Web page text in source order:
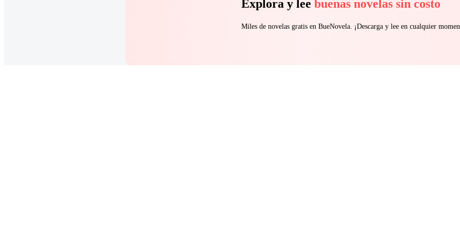
Explora y lee buenas novelas sin costo
Miles de novelas gratis en BueNovela. ¡Descarga y lee en cualquier